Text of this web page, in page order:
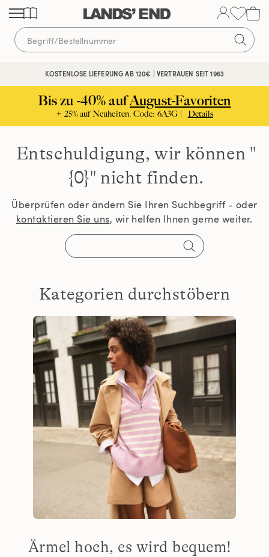
Direkt
zum
Inhalt
Direkt
zur
Navigation
Direkt
zur
Suche
KOSTENLOSE LIEFERUNG AB 120€ | VERTRAUEN SEIT 1963
Bis zu -40% aufAugust-Favoriten
+ 25% auf Neuheiten. Code: 6A3G | Details
Entschuldigung, wir können "
{0}" nicht finden.
Überprüfen oder ändern Sie Ihren Suchbegriff - oder
kontaktieren Sie uns, wir helfen Ihnen gerne weiter.
Kategorien durchstöbern
Ärmel hoch, es wird bequem!